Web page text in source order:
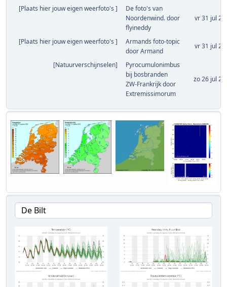
[Plaats hier jouw eigen weerfoto's ]
De foto's van
Noordenwind.door
flyineddy
vr 31 jul
[Plaats hier jouw eigen weerfoto's ]
Armands foto-topic
doorArmand
vr 31 jul
[Natuurverschijnselen]
Pyrocumulonimbus
bij bosbranden
ZW-Frankrijkdoor
Extremissimorum
zo 26 jul